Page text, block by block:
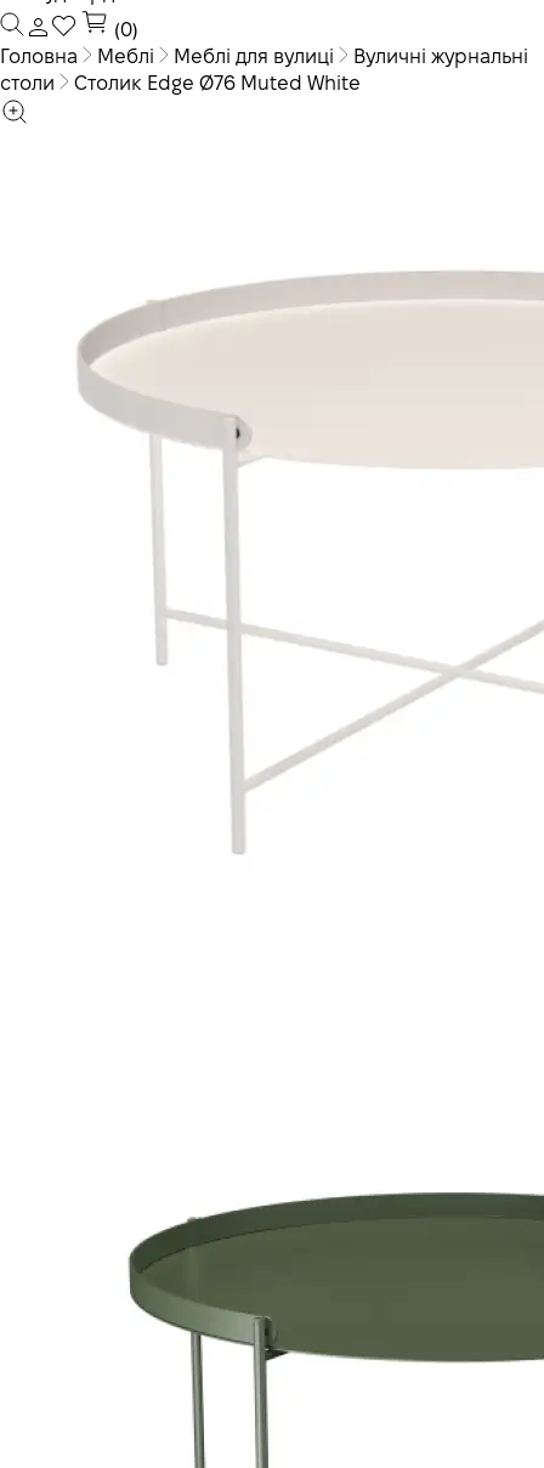
(0)
Головна
Меблі Меблі для вулиці
Вуличні журнальні
столи
Столик Edge Ø76 Muted White